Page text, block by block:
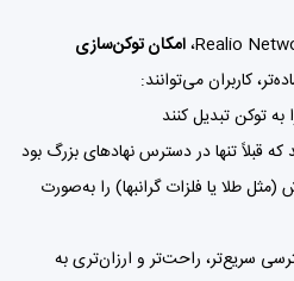
امکان توکن‌سازی
کاربران می‌توانند:
توکن تبدیل کنند
که قبلاً تنها در دسترس نهادهای بزرگ بود
طلا یا فلزات گرانبها) را به‌صورت
سریع‌تر، راحت‌تر و ارزان‌تری به